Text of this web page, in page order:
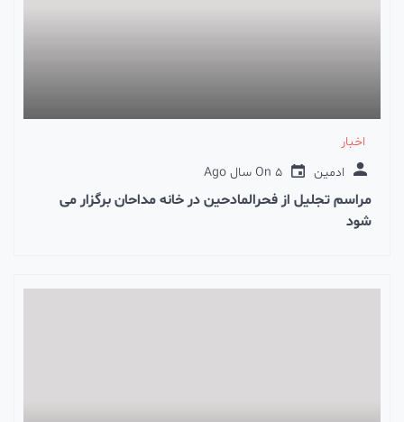
اخبار
ادمین
On 5 سال Ago
مراسم تجلیل از فحرالمادحین در خانه مداحان برگزار می
شود